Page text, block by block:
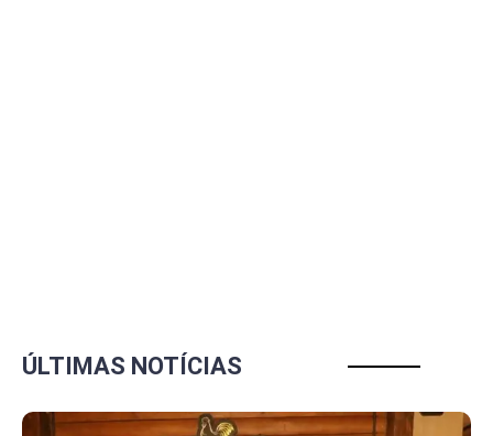
ÚLTIMAS NOTÍCIAS